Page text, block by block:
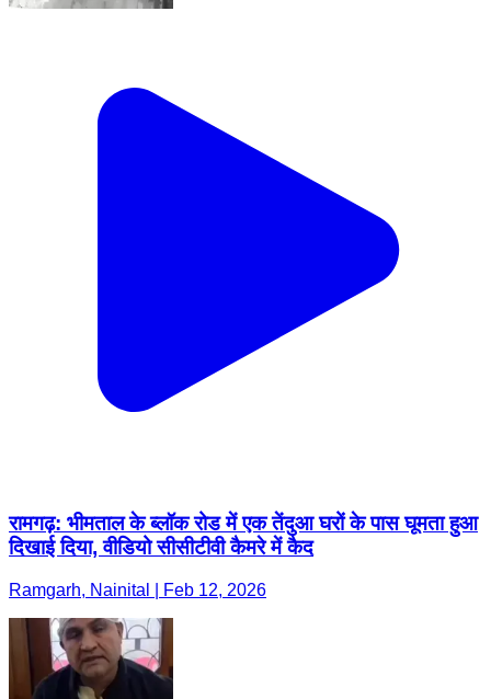
रामगढ़: भीमताल के ब्लॉक रोड में एक तेंदुआ घरों के पास घूमता हुआ
दिखाई दिया, वीडियो सीसीटीवी कैमरे में कैद
Ramgarh, Nainital | Feb 12, 2026